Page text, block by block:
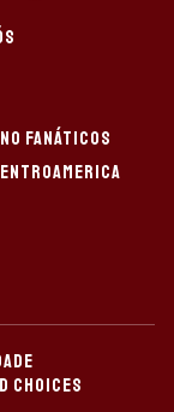
FANÁTICOS
CHOICES